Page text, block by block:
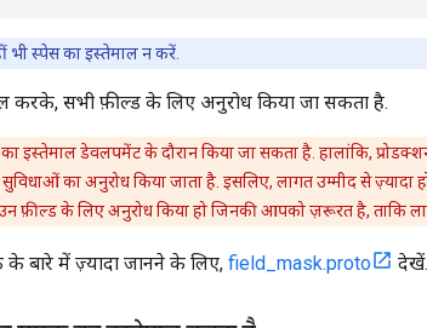
भी स्पेस का इस्तेमाल न करें.
करके, सभी फ़ील्ड के लिए अनुरोध किया जा सकता है.
इस्तेमाल डेवलपमेंट के दौरान किया जा सकता है. हालांकि,
का अनुरोध किया जाता है. इसलिए, लागत उम्मीद से
फ़ील्ड के लिए अनुरोध किया हो जिनकी आपको ज़रूरत है, ताकि
बारे में ज़्यादा जानने के लिए, field_mask.proto देखें.